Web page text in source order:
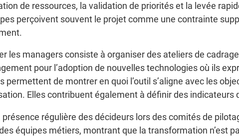
de ressources, la validation de priorités et la levée
perçoivent souvent le projet comme une contrainte
les managers consiste à organiser des ateliers de
pour l’adoption de nouvelles technologies où ils
permettent de montrer en quoi l’outil s’aligne avec les
Elles contribuent également à définir des
présence régulière des décideurs lors des comités de
équipes métiers, montrant que la transformation n’est